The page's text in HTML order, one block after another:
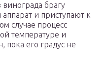
брагу
и приступают к
случае процесс
температуре и
пока его градус не